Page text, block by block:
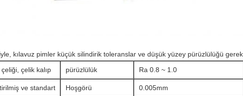
kılavuz pimler küçük silindirik toleranslar ve düşük yüzey pürüzlülüğü
çelik kalıp pürüzlülük Ra 0.8 ~ 1.0
ve standart Hoşgörü 0.005mm